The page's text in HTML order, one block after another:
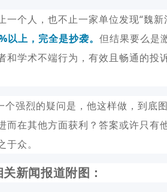
一个人，也不止一家单位发现“魏新
上，完全是抄袭。 但结果要么是
和学术不端行为，有效且畅通的投
个强烈的疑问是，他这样做，到
而在其他方面获利？答案或许只有
众。
新闻报道附图：